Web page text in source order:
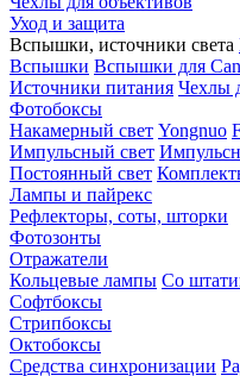
Уход и защита
Вспышки, источники света
Вспышки Вспышки для
Источники питания Чехлы
Фотобоксы
Накамерный свет Yongnuo
Импульсный свет
Постоянный свет
Лампы и пайрекс
Рефлекторы, соты, шторки
Фотозонты
Отражатели
Кольцевые лампы Со
Софтбоксы
Стрипбоксы
Октобоксы
Средства синхронизации